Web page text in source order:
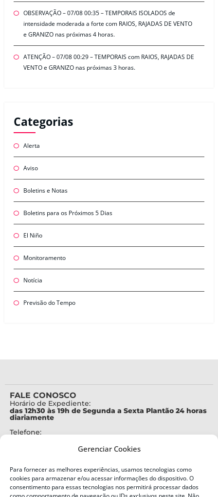
Gerenciar Cookies
Para fornecer as melhores experiências, usamos tecnologias como
cookies para armazenar e/ou acessar informações do dispositivo. O
consentimento para essas tecnologias nos permitirá processar dados
OBSERVAÇÃO – 07/08 00:35 – TEMPORAIS ISOLADOS de
intensidade moderada a forte com RAIOS, RAJADAS DE VENTO
e GRANIZO nas próximas 4 horas.
ATENÇÃO – 07/08 00:29 – TEMPORAIS com RAIOS, RAJADAS DE
VENTO e GRANIZO nas próximas 3 horas.
Categorias
Alerta
Aviso
Boletins e Notas
Boletins para os Próximos 5 Dias
El Niño
Monitoramento
Notícia
Previsão do Tempo
FALE CONOSCO
Horário de Expediente:
das 12h30 às 19h de Segunda a Sexta Plantão 24 horas
diariamente
Telefone:
Alertas Defesa Civil:
SMS 40199